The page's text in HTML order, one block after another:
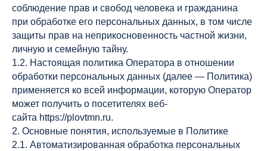
соблюдение прав и свобод человека и гражданина
при обработке его персональных данных, в том числе
защиты прав на неприкосновенность частной жизни,
личную и семейную тайну.
1.2. Настоящая политика Оператора в отношении
обработки персональных данных (далее — Политика)
применяется ко всей информации, которую Оператор
может получить о посетителях веб-
сайта https://plovtmn.ru.
2. Основные понятия, используемые в Политике
2.1. Автоматизированная обработка персональных